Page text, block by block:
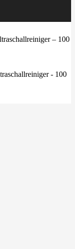
– 100
- 100